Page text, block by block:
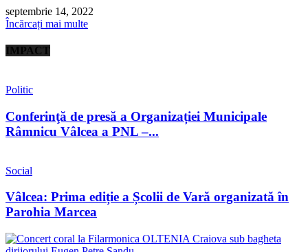
septembrie 14, 2022
Încărcați mai multe
IMPACT
Politic
Conferinţă de presă a Organizației Municipale
Râmnicu Vâlcea a PNL –...
Social
Vâlcea: Prima ediție a Școlii de Vară organizată în
Parohia Marcea